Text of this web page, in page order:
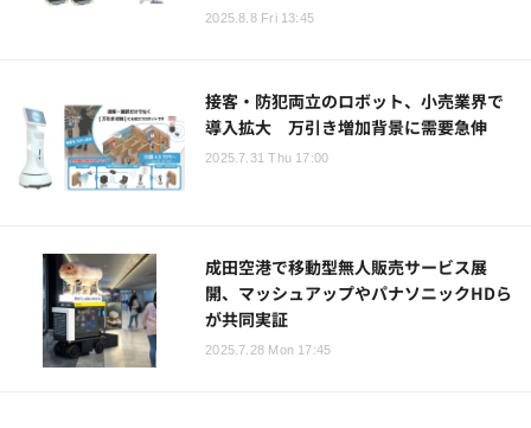
2025.8.8 Fri 13:45
接客・防犯両立のロボット、小売業界で
導入拡大 万引き増加背景に需要急伸
2025.7.31 Thu 17:00
成田空港で移動型無人販売サービス展
開、マッシュアップやパナソニックHDら
が共同実証
2025.7.28 Mon 17:45